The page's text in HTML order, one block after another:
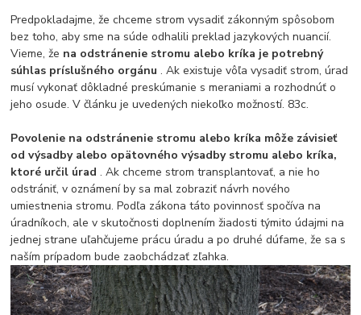
Predpokladajme, že chceme strom vysadiť zákonným spôsobom
bez toho, aby sme na súde odhalili preklad jazykových nuancií.
Vieme, že na odstránenie stromu alebo kríka je potrebný
súhlas príslušného orgánu. Ak existuje vôľa vysadiť strom, úrad
musí vykonať dôkladné preskúmanie s meraniami a rozhodnúť o
jeho osude. V článku je uvedených niekoľko možností. 83c.
Povolenie na odstránenie stromu alebo kríka môže závisieť
od výsadby alebo opätovného výsadby stromu alebo kríka,
ktoré určil úrad. Ak chceme strom transplantovať, a nie ho
odstrániť, v oznámení by sa mal zobraziť návrh nového
umiestnenia stromu. Podľa zákona táto povinnosť spočíva na
úradníkoch, ale v skutočnosti doplnením žiadosti týmito údajmi na
jednej strane uľahčujeme prácu úradu a po druhé dúfame, že sa s
naším prípadom bude zaobchádzať zľahka.